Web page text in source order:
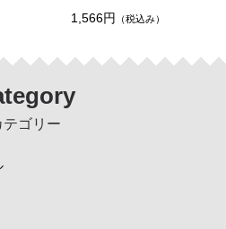
1,566円 （税込み）
テゴリー